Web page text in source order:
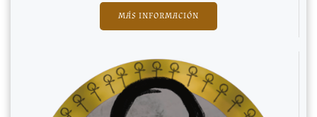
MÁS INFORMACIÓN